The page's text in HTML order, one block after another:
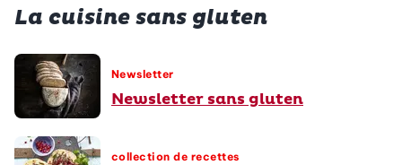
La cuisine sans gluten
Newsletter
Newsletter sans gluten
collection de recettes